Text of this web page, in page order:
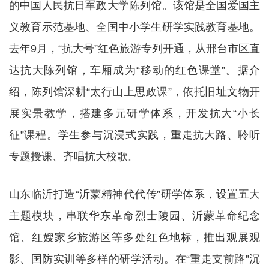
的中国人民抗日军政大学陈列馆。该馆是全国爱国主
义教育示范基地、全国中小学生研学实践教育基地。
去年9月，“抗大号”红色旅游专列开通，从邢台市区直
达抗大陈列馆，车厢成为“移动的红色课堂”。据介
绍，陈列馆深耕“太行山上思政课”，依托旧址文物开
展实景教学，搭建多元研学体系，开发抗大“小长
征”课程。学生参与沉浸式实践，重走抗大路、聆听
专题授课、齐唱抗大校歌。
山东临沂打造“沂蒙精神代代传”研学体系，设置五大
主题模块，串联华东革命烈士陵园、沂蒙革命纪念
馆、红嫂家乡旅游区等多处红色地标，推出观展观
影、国防实训等多样的研学活动。在“重走支前路”沉